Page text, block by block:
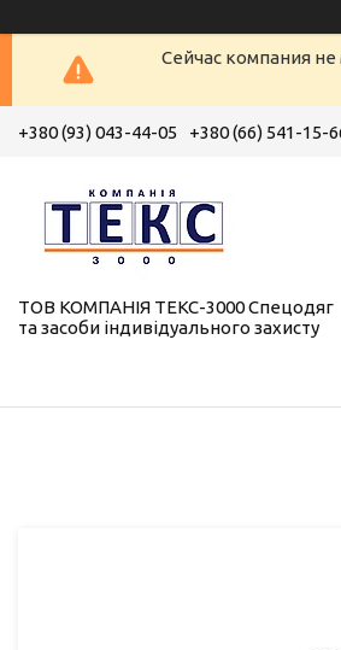
Сейчас компания
+380 (93) 043-44-05 +380 (66) 541-15-
ТОВ КОМПАНІЯ ТЕКС-3000 Спецодяг
та засоби індивідуального захисту